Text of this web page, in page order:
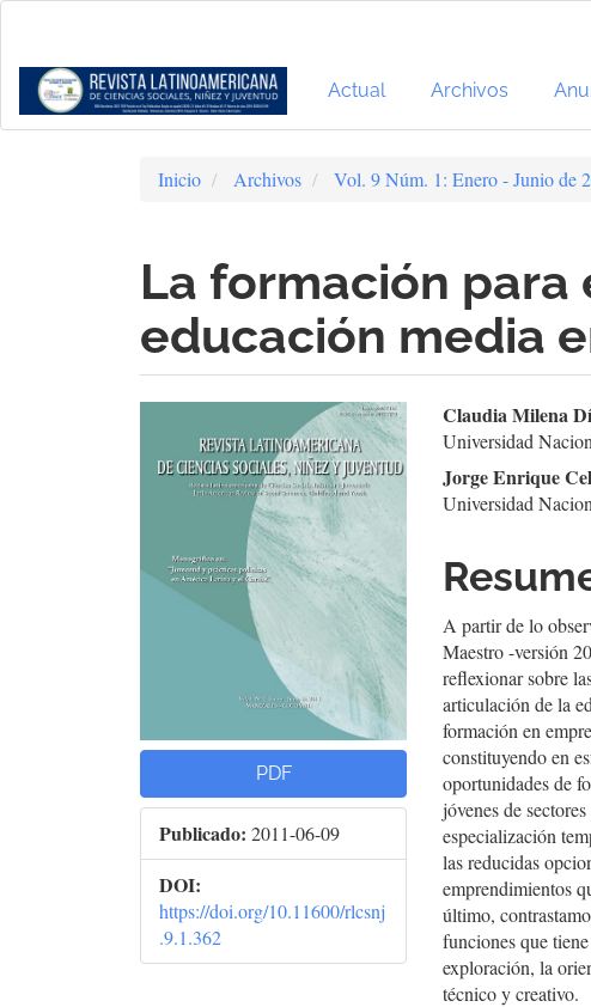
Contenido
principal
Barra
Actual Archivos
Inicio Archivos Vol. 9 Núm. 1: Enero - Junio de
La formación para
educación media
lateral
del
artículo
PDF
Publicado: 2011-06-09
DOI:
https://doi.org/10.11600/rlcsnj
.9.1.362
del
artículo
Claudia Milena
Universidad
Jorge Enrique
Universidad
A partir de lo
Maestro -versión
reflexionar sobre
articulación de la
formación en
constituyendo en
oportunidades de
jóvenes de
especialización
las reducidas
emprendimientos
último,
funciones que
exploración, la
técnico y creativo.